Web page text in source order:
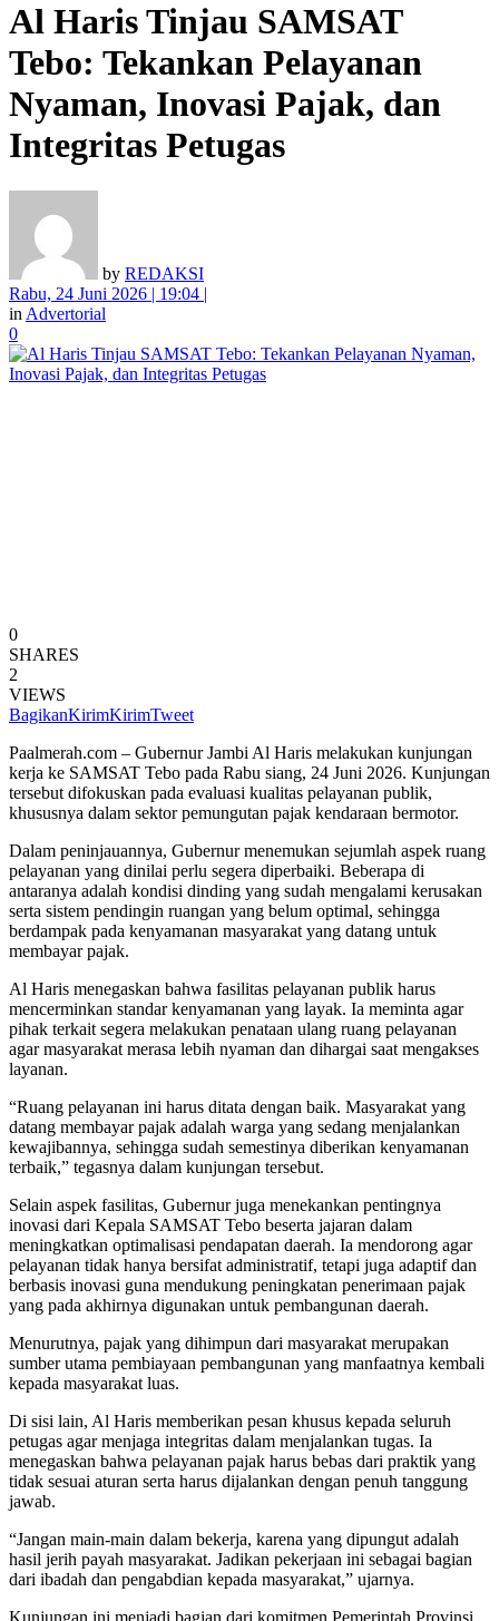
Al Haris Tinjau SAMSAT
Tebo: Tekankan Pelayanan
Nyaman, Inovasi Pajak, dan
Integritas Petugas
by REDAKSI
Rabu, 24 Juni 2026 | 19:04 |
in Advertorial
0
0
SHARES
2
VIEWS
BagikanKirimKirimTweet
Paalmerah.com – Gubernur Jambi Al Haris melakukan kunjungan
kerja ke SAMSAT Tebo pada Rabu siang, 24 Juni 2026. Kunjungan
tersebut difokuskan pada evaluasi kualitas pelayanan publik,
khususnya dalam sektor pemungutan pajak kendaraan bermotor.
Dalam peninjauannya, Gubernur menemukan sejumlah aspek ruang
pelayanan yang dinilai perlu segera diperbaiki. Beberapa di
antaranya adalah kondisi dinding yang sudah mengalami kerusakan
serta sistem pendingin ruangan yang belum optimal, sehingga
berdampak pada kenyamanan masyarakat yang datang untuk
membayar pajak.
Al Haris menegaskan bahwa fasilitas pelayanan publik harus
mencerminkan standar kenyamanan yang layak. Ia meminta agar
pihak terkait segera melakukan penataan ulang ruang pelayanan
agar masyarakat merasa lebih nyaman dan dihargai saat mengakses
layanan.
“Ruang pelayanan ini harus ditata dengan baik. Masyarakat yang
datang membayar pajak adalah warga yang sedang menjalankan
kewajibannya, sehingga sudah semestinya diberikan kenyamanan
terbaik,” tegasnya dalam kunjungan tersebut.
Selain aspek fasilitas, Gubernur juga menekankan pentingnya
inovasi dari Kepala SAMSAT Tebo beserta jajaran dalam
meningkatkan optimalisasi pendapatan daerah. Ia mendorong agar
pelayanan tidak hanya bersifat administratif, tetapi juga adaptif dan
berbasis inovasi guna mendukung peningkatan penerimaan pajak
yang pada akhirnya digunakan untuk pembangunan daerah.
Menurutnya, pajak yang dihimpun dari masyarakat merupakan
sumber utama pembiayaan pembangunan yang manfaatnya kembali
kepada masyarakat luas.
Di sisi lain, Al Haris memberikan pesan khusus kepada seluruh
petugas agar menjaga integritas dalam menjalankan tugas. Ia
menegaskan bahwa pelayanan pajak harus bebas dari praktik yang
tidak sesuai aturan serta harus dijalankan dengan penuh tanggung
jawab.
“Jangan main-main dalam bekerja, karena yang dipungut adalah
hasil jerih payah masyarakat. Jadikan pekerjaan ini sebagai bagian
dari ibadah dan pengabdian kepada masyarakat,” ujarnya.
Kunjungan ini menjadi bagian dari komitmen Pemerintah Provinsi